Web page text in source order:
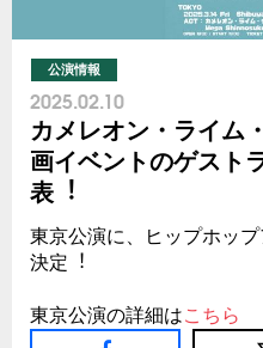
公演情報
2025.02.10
カメレオン・ライム
画イベントのゲスト
表︕
東京公演に、ヒップホッ
決定︕
東京公演の詳細はこちら